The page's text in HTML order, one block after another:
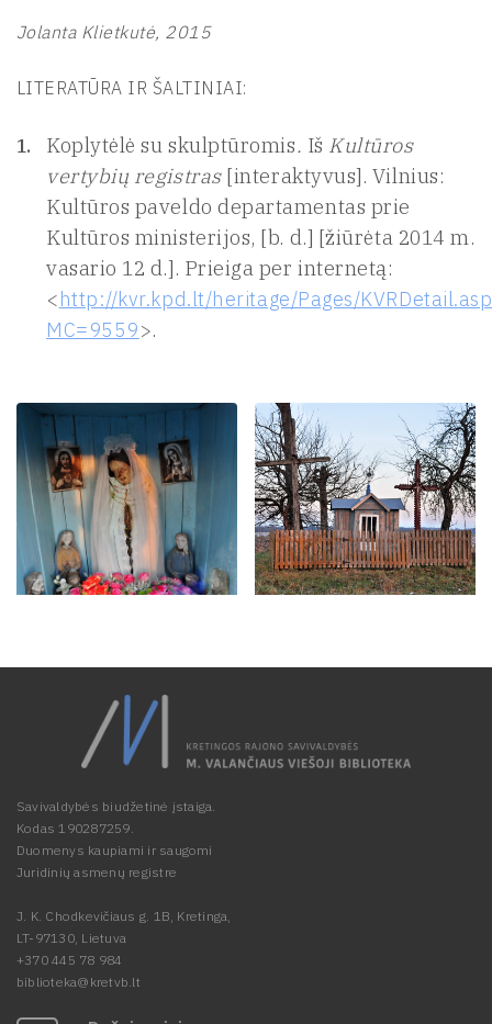
Jolanta Klietkutė, 2015
LITERATŪRA IR ŠALTINIAI:
Koplytėlė su skulptūromis. Iš Kultūros
vertybių registras[interaktyvus]. Vilnius:
Kultūros paveldo departamentas prie
Kultūros ministerijos, [b. d.] [žiūrėta 2014 m.
vasario 12 d.]. Prieiga per internetą:
<http://kvr.kpd.lt/heritage/Pages/
MC=9559>.
Savivaldybės biudžetinė įstaiga.
Kodas 190287259.
Duomenys kaupiami ir saugomi
Juridinių asmenų registre
J. K. Chodkevičiaus g. 1B, Kretinga,
LT-97130, Lietuva
+370 445 78 984
biblioteka@kretvb.lt